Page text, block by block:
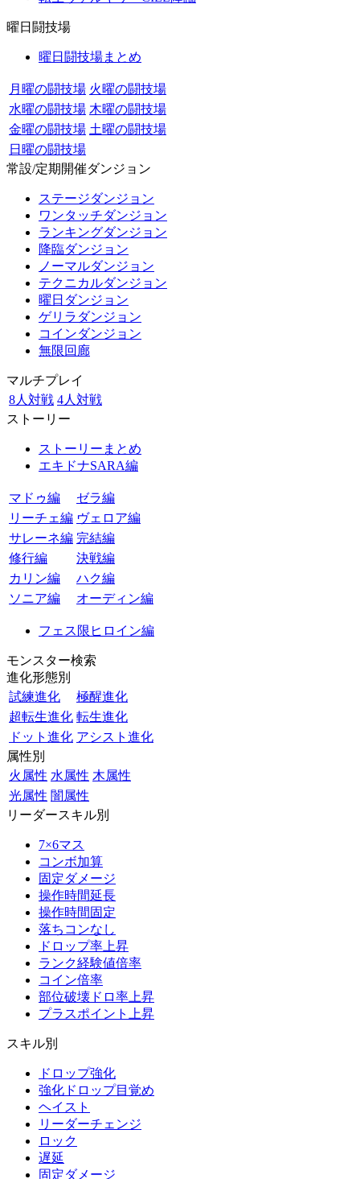
曜日闘技場
曜日闘技場まとめ
月曜の闘技場 火曜の闘技場
水曜の闘技場 木曜の闘技場
金曜の闘技場 土曜の闘技場
日曜の闘技場
常設/定期開催ダンジョン
ステージダンジョン
ワンタッチダンジョン
ランキングダンジョン
降臨ダンジョン
ノーマルダンジョン
テクニカルダンジョン
曜日ダンジョン
ゲリラダンジョン
コインダンジョン
無限回廊
マルチプレイ
8人対戦 4人対戦
ストーリー
ストーリーまとめ
エキドナSARA編
マドゥ編
ゼラ編
リーチェ編 ヴェロア編
サレーネ編 完結編
修行編
決戦編
カリン編
ハク編
ソニア編
オーディン編
フェス限ヒロイン編
モンスター検索
進化形態別
試練進化
極醒進化
超転生進化 転生進化
ドット進化 アシスト進化
属性別
火属性 水属性 木属性
光属性 闇属性
リーダースキル別
7×6マス
コンボ加算
固定ダメージ
操作時間延長
操作時間固定
落ちコンなし
ドロップ率上昇
ランク経験値倍率
コイン倍率
部位破壊ドロ率上昇
プラスポイント上昇
スキル別
ドロップ強化
強化ドロップ目覚め
ヘイスト
リーダーチェンジ
ロック
遅延
固定ダメージ